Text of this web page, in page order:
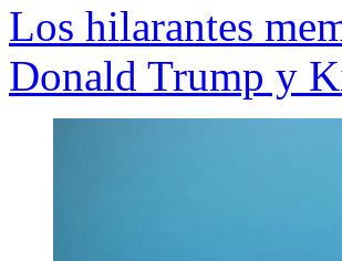
Los hilarantes
Donald Trump y